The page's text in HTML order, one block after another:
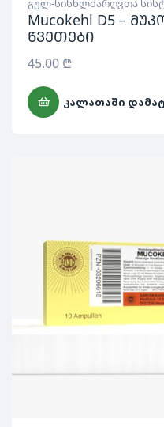
გულ-სისხლძარღვთა
Mucokehl D5 –
წვეთები
45.00 ₾
ᲙᲐᲚᲐᲗᲐᲨᲘ